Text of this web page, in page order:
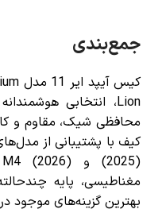
جمع‌بندی
کیس آیپد ایر 11 مدل Hogo Premium
Lion، انتخابی
محافظی شیک، مقاوم و
کیف با پشتیبانی از
(2025)
مغناطیسی، پایه
بهترین گزینه‌های موجود